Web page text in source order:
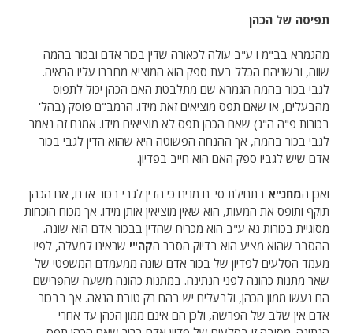
תפיסה של הכהן
מהגמרא בב"מ ו ע"ב עולה לכאורה שדין בכור אדם ובכור בהמה
שווה, ובשניהם הכלל בעת ספק הוא המוציא מחברו עליו הראיה.
לגבי בכור בהמה הגמרא שם מתלבטת האם הכהן יכול לתפוס
מהבעלים, או שאם תפס מוציאים זאת מידו. הרמב"ם פוסק (בהל'
בכורות פ"ה ה"ג) שאם הכהן תפס לא מוציאים מידו. אמנם זה נאמר
לגבי בכור בהמה, אך ההנחה הפשוטה היא שהוא הדין לגבי בכור
אדם שיש לגביו ספק האם הוא חייב בפדיון.
ואכן המחנ"א בתחילת סי' ח מניח כי הדין לגבי בכור אדם, אם הכהן
תוקף ותופס את המעות, הוא שאין מוציאין אותן מידו. אך מכוח הוכחות
מסוגיית בכורות נא ע"ב הוא מכריח שהדין בבכור אדם הוא שונה.
ההסבר שהוא מציע הוא בדיוק הסבר הקה"י שראינו למעלה, לפיו
מעמד הסלעים לפדיון של בכור אדם שונה ממעמדם המשפטי של
שאר מתנות כהונה לפני הנתינה. במתנות כהונה משעה שהפרישם
הם נעשו ממון הכהן, ולבעלים יש בהם רק טובת הנאה. אך בבכור
אדם אין שלב של הפרשה, ולכן הם אינם ממון הכהן עד אחרי